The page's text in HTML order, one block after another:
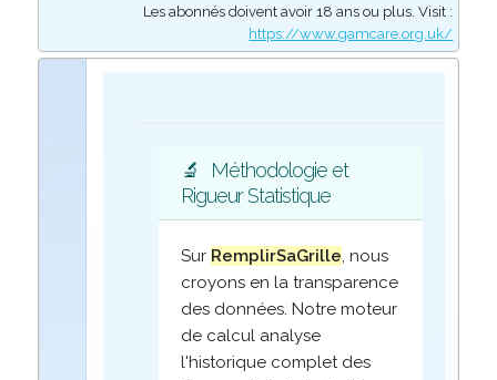
Les abonnés doivent avoir 18 ans ou plus. Visit :
https://www.gamcare.org.uk/
🔬
Méthodologie et
Rigueur Statistique
Sur RemplirSaGrille, nous
croyons en la transparence
des données. Notre moteur
de calcul analyse
l'historique complet des